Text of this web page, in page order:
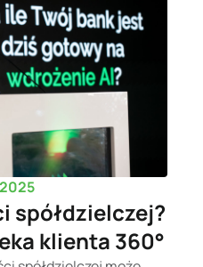
spółdzielczej?
klienta 360°